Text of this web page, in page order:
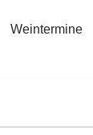
Weintermine